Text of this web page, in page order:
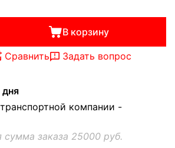
В корзину
Сравнить Задать вопрос
дня
компании -
заказа 25000 руб.